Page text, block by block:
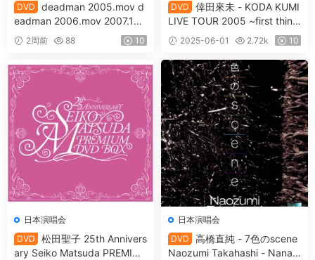
DVD
deadman 2005.mov d
eadman 2006.mov 2007.12.
31 [DVD ISO 4.17GB]
2周前 88 10
DVD
倖田來未 - KODA KUMI
LIVE TOUR 2005 ~first thing
s~ [2006.09.13] [2DVD ISO
11.7GB]
2025-06-01 2.72k 10
日本演唱会
DVD
松田聖子 25th Annivers
ary Seiko Matsuda PREMIU
日本演唱会
DVD
高橋直純 - 7色のscene
Naozumi Takahashi - Nana-i